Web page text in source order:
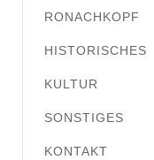
RONACHKOPF
HISTORISCHES
KULTUR
SONSTIGES
KONTAKT